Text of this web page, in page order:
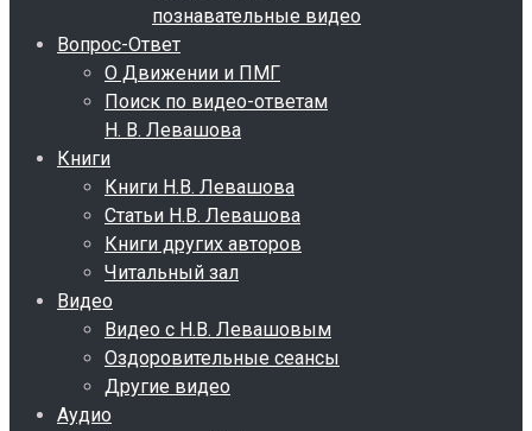
познавательные видео
Вопрос-Ответ
О Движении и ПМГ
Поиск по видео-ответам
Н. В. Левашова
Книги
Книги Н.В. Левашова
Статьи Н.В. Левашова
Книги других авторов
Читальный зал
Видео
Видео с Н.В. Левашовым
Оздоровительные сеансы
Другие видео
Аудио